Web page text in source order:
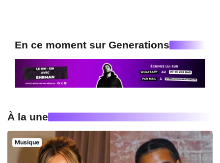
En ce moment sur Generations
À la une
Musique